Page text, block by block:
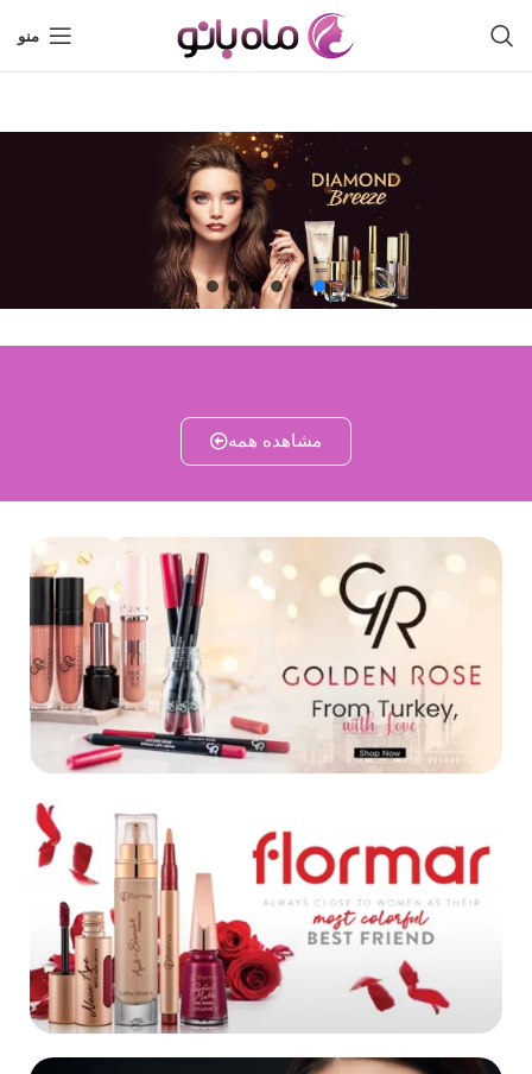
منو
مشاهده همه